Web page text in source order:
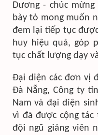
Dương - chúc
bày tỏ mong muốn
đem lại tiếp tục
huy hiệu quả, góp
tục chất lượng dạy
Đại diện các đơn vị
Đà Nẵng, Công ty
Nam và đại diện
vì đã được cộng
đội ngũ giảng viên